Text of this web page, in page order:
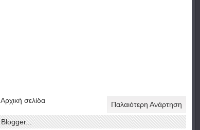
Παλαιότερη Ανάρτηση
Αρχική σελίδα